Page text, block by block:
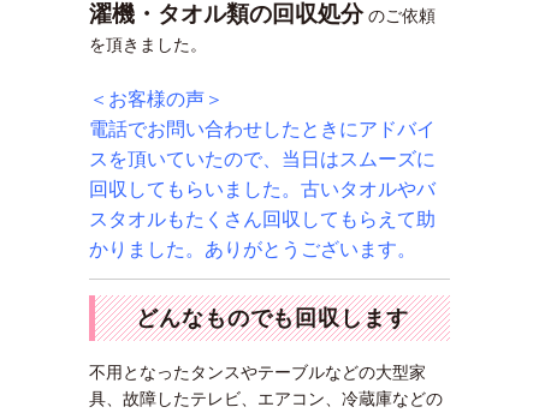
濯機・タオル類の回収処分のご依頼
を頂きました。
＜お客様の声＞
電話でお問い合わせしたときにアドバイ
スを頂いていたので、当日はスムーズに
回収してもらいました。古いタオルやバ
スタオルもたくさん回収してもらえて助
かりました。ありがとうございます。
どんなものでも回収します
不用となったタンスやテーブルなどの大型家
具、故障したテレビ、エアコン、冷蔵庫などの